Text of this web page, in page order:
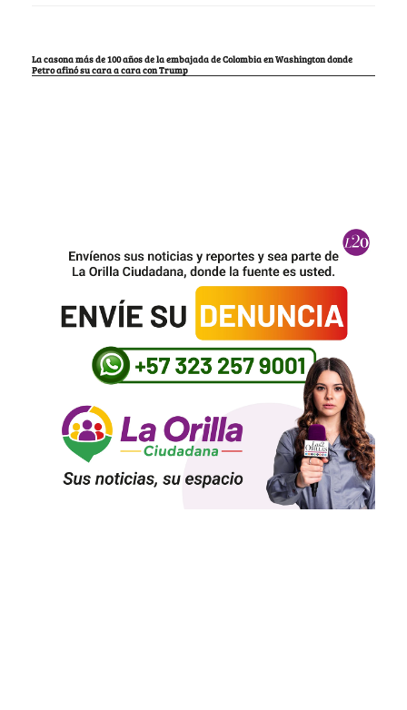
La casona más de 100 años de la embajada de Colombia en Washington donde
Petro afinó su cara a cara con Trump